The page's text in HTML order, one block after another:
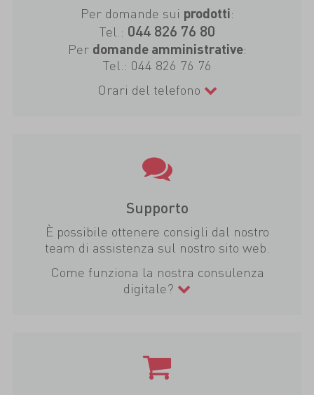
Per domande sui prodotti:
Tel.: 044 826 76 80
Per domande amministrative:
Tel.: 044 826 76 76
Orari del telefono
Supporto
È possibile ottenere consigli dal nostro
team di assistenza sul nostro sito web.
Come funziona la nostra consulenza
digitale?